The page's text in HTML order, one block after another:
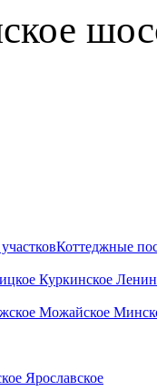
Коттеджные
Куркинское
Можайское
Ярославское